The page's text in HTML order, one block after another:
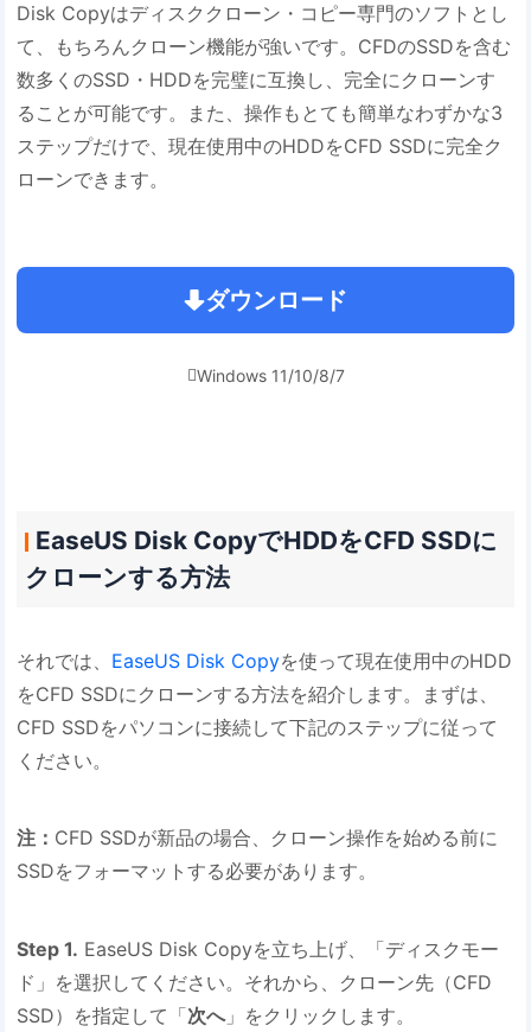
Disk Copyはディスククローン・コピー専門のソフトとし
て、もちろんクローン機能が強いです。CFDのSSDを含む
数多くのSSD・HDDを完璧に互換し、完全にクローンす
ることが可能です。また、操作もとても簡単なわずかな3
ステップだけで、現在使用中のHDDをCFD SSDに完全ク
ローンできます。
ダウンロード
Windows 11/10/8/7
EaseUS Disk CopyでHDDをCFD SSDに
クローンする方法
それでは、 EaseUS Disk Copyを使って現在使用中のHDD
をCFD SSDにクローンする方法を紹介します。まずは、
CFD SSDをパソコンに接続して下記のステップに従って
ください。
注： CFD SSDが新品の場合、クローン操作を始める前に
SSDをフォーマットする必要があります。
Step 1. EaseUS Disk Copyを立ち上げ、「ディスクモー
ド」を選択してください。それから、クローン先（CFD
SSD）を指定して「次へ」をクリックします。